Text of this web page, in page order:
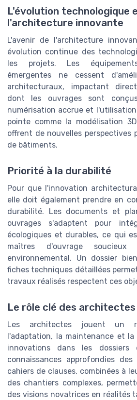
L'évolution technologique
l'architecture innovante
L'avenir de l'architecture
évolution continue des
les projets. Les
émergentes ne cessent
architecturaux, impactant
dont les ouvrages sont
numérisation accrue et
pointe comme la modélisation
offrent de nouvelles perspectives
de bâtiments.
Priorité à la durabilité
Pour que l'innovation
elle doit également prendre en
durabilité. Les documents et
ouvrages s'adaptent pour
écologiques et durables, ce qui
maîtres d'ouvrage
environnemental. Un dossier
fiches techniques détaillées
travaux réalisés respectent ces
Le rôle clé des architectes
Les architectes jouent un
l'adaptation, la maintenance et
innovations dans les dossiers
connaissances approfondies
cahiers de clauses, combinées à
des chantiers complexes,
des visions novatrices en réalités